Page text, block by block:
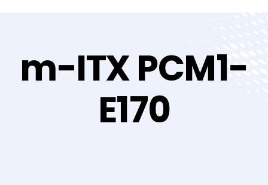
m-ITX PCM1-
E170